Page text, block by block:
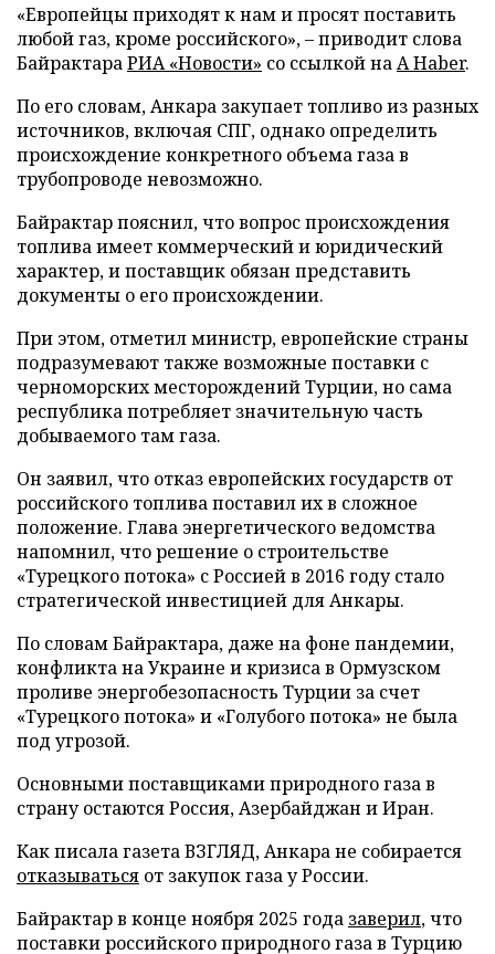
«Европейцы приходят к нам и просят поставить
любой газ, кроме российского», – приводит слова
БайрактараРИА «Новости» со ссылкой наA Haber.
По его словам, Анкара закупает топливо из разных
источников, включая СПГ, однако определить
происхождение конкретного объема газа в
трубопроводе невозможно.
Байрактар пояснил, что вопрос происхождения
топлива имеет коммерческий и юридический
характер, и поставщик обязан представить
документы о его происхождении.
При этом, отметил министр, европейские страны
подразумевают также возможные поставки с
черноморских месторождений Турции, но сама
республика потребляет значительную часть
добываемого там газа.
Он заявил, что отказ европейских государств от
российского топлива поставил их в сложное
положение. Глава энергетического ведомства
напомнил, что решение о строительстве
«Турецкого потока» с Россией в 2016 году стало
стратегической инвестицией для Анкары.
По словам Байрактара, даже на фоне пандемии,
конфликта на Украине и кризиса в Ормузском
проливе энергобезопасность Турции за счет
«Турецкого потока» и «Голубого потока» не была
под угрозой.
Основными поставщиками природного газа в
страну остаются Россия, Азербайджан и Иран.
Как писала газета ВЗГЛЯД, Анкара не собирается
отказываться от закупок газа у России.
Байрактар в конце ноября 2025 года заверил, что
поставки российского природного газа в Турцию